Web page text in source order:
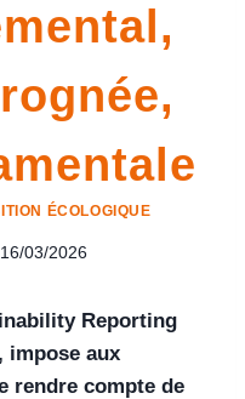
ÉCOLOGIQUE
16/03/2026
Reporting
impose aux
rendre compte de